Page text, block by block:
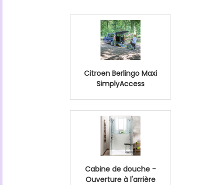
Citroen Berlingo Maxi
SimplyAccess
Cabine de douche -
Ouverture à l'arrière